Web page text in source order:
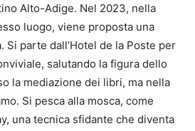
Alto-Adige. Nel 2023, nella
luogo, viene proposta una
Si parte dall’Hotel de la Poste per
salutando la figura dello
la mediazione dei libri, ma nella
Si pesca alla mosca, come
una tecnica sfidante che diventa